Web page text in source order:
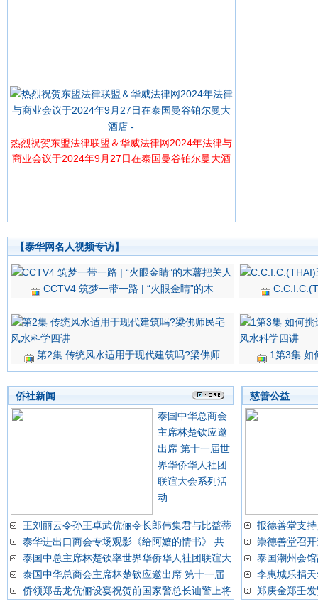
热烈祝贺东盟法律联盟＆华威法律网2024年法律与
商业会议于2024年9月27日在泰国曼谷铂尔曼大酒
【泰华网名人视频专访】
CCTV4 筑梦一带一路 | “火眼金睛”的木
第2集 传统风水适用于现代建筑吗?梁佛师 1第3集 如
侨社新闻
泰国中华总商会
主席林楚钦应邀
出席 第十一届世
界华侨华人社团
联谊大会系列活
动
王刘丽云令孙王卓武伉俪令长郎伟集君与比益蒂
泰华进出口商会专场观影《给阿嬷的情书》 共
泰国中总主席林楚钦率世界华侨华人社团联谊大
泰国中华总商会主席林楚钦应邀出席 第十一届
侨领郑岳龙伉俪设宴祝贺前国家警总长讪警上将
慈善公益
报德善堂支
崇德善堂召
泰国潮州会
李惠城乐捐
郑庚金郑壬